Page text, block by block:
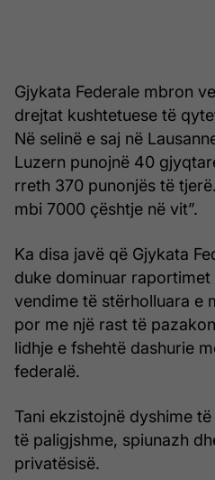
Gjykata Federale mbron
drejtat kushtetuese të
Në selinë e saj në
Luzern punojnë 40
rreth 370 punonjës të
mbi 7000 çështje në vit”.
Ka disa javë që Gjykata
duke dominuar
vendime të stërholluara e
por me një rast të
lidhje e fshehtë dashurie
federalë.
Tani ekzistojnë dyshime
të paligjshme, spiunazh
privatësisë.